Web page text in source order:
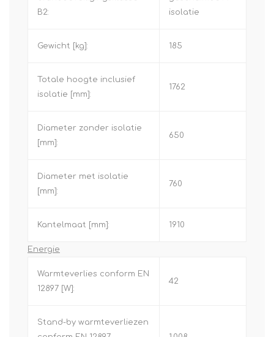
B2:
isolatie
Gewicht [kg]: 185
Totale hoogte inclusief
isolatie [mm]:
1762
Diameter zonder isolatie
[mm]:
650
Diameter met isolatie
[mm]:
760
Kantelmaat [mm]: 1910
Energie
Warmteverlies conform EN
12897 [W]:
42
Stand-by warmteverliezen